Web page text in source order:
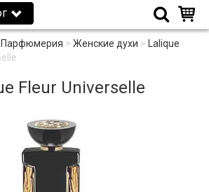
Парфюмерия > Женские духи >
Lalique
Fleur Universelle